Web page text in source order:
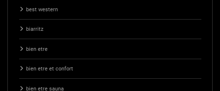
best western
biarritz
bien etre
bien etre et confort
bien etre sauna